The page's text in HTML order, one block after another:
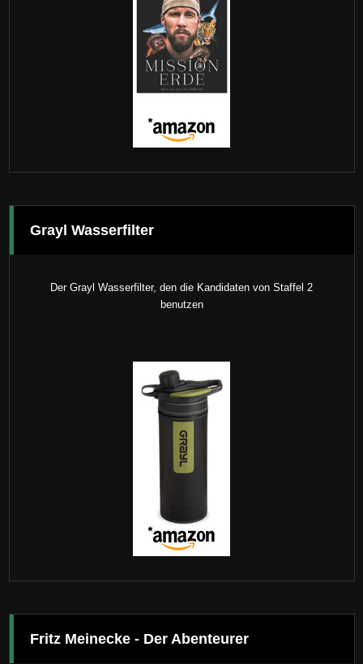
Grayl Wasserfilter
Der Grayl Wasserfilter, den die Kandidaten von Staffel 2
benutzen
Fritz Meinecke - Der Abenteurer